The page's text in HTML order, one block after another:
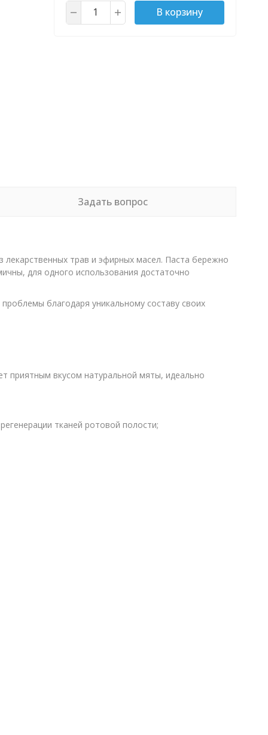
В корзину
Задать вопрос
лекарственных трав и эфирных масел. Паста бережно
для одного использования достаточно
благодаря уникальному составу своих
приятным вкусом натуральной мяты, идеально
тканей ротовой полости;